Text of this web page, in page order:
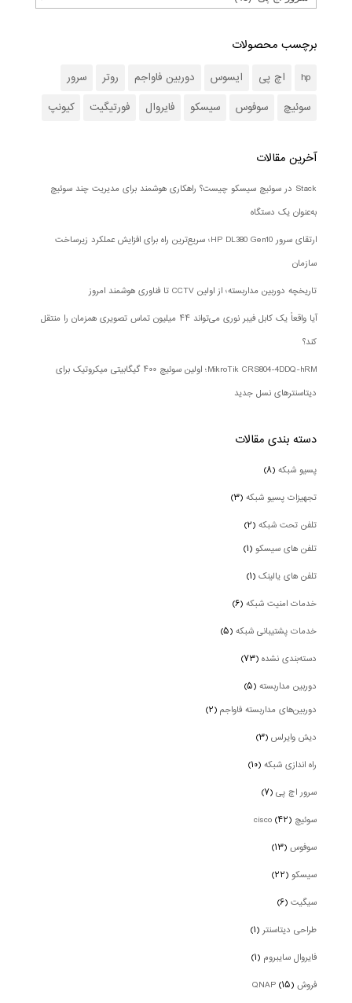
برچسب محصولات
hp اچ پی ایسوس دوربین فاواجم روتر
سرور
سوئیچ
سوفوس سیسکو فایروال فورتیگیت کیونپ
آخرین مقالات
Stack در سوئیچ سیسکو چیست؟ راهکاری هوشمند برای مدیریت چند سوئیچ
به‌عنوان یک دستگاه
ارتقای سرور HP DL380 Gen10؛ سریع‌ترین راه برای افزایش عملکرد زیرساخت
سازمان
تاریخچه دوربین مداربسته؛ از اولین CCTV تا فناوری هوشمند امروز
آیا واقعاً یک کابل فیبر نوری می‌تواند ۴۴ میلیون تماس تصویری همزمان را منتقل
کند؟
MikroTik CRS804-4DDQ-hRM؛ اولین سوئیچ ۴۰۰ گیگابیتی میکروتیک برای
دیتاسنترهای نسل جدید
دسته بندی‌ مقالات
پسیو شبکه(۸)
تجهیزات پسیو شبکه(۳)
تلفن تحت شبکه(۲)
تلفن های سیسکو(۱)
تلفن های یالینک(۱)
خدمات امنیت شبکه(۶)
خدمات پشتیبانی شبکه(۵)
دسته‌بندی نشده(۷۳)
دوربین‌ مداربسته(۵)
دوربین‌های مداربسته فاواجم(۲)
دیش وایرلس(۳)
راه اندازی شبکه(۱۰)
سرور اچ پی(۷)
سوئیچ cisco (۴۲)
سوفوس(۱۳)
سیسکو(۲۲)
سیگیت(۶)
طراحی دیتاسنتر(۱)
فایروال سایبروم (۱)
فروش QNAP (۱۵)